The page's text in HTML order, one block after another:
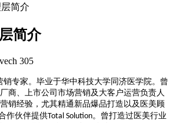
简介
简介
305
销专家 。毕业于华中科技大学同济医学院 。曾
商、上市公司市场营销及大客户运营负责人
销经验，尤其精通新品爆品打造以及医美顾
作伙伴提供Total Solution。曾打造过医美行业